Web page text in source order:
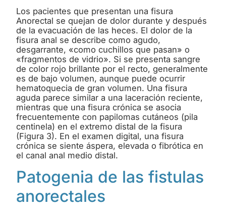
Los pacientes que presentan una fisura
Anorectal se quejan de dolor durante y después
de la evacuación de las heces. El dolor de la
fisura anal se describe como agudo,
desgarrante, «como cuchillos que pasan» o
«fragmentos de vidrio». Si se presenta sangre
de color rojo brillante por el recto, generalmente
es de bajo volumen, aunque puede ocurrir
hematoquecia de gran volumen. Una fisura
aguda parece similar a una laceración reciente,
mientras que una fisura crónica se asocia
frecuentemente con papilomas cutáneos (pila
centinela) en el extremo distal de la fisura
(Figura 3). En el examen digital, una fisura
crónica se siente áspera, elevada o fibrótica en
el canal anal medio distal.
Patogenia de las fistulas
anorectales